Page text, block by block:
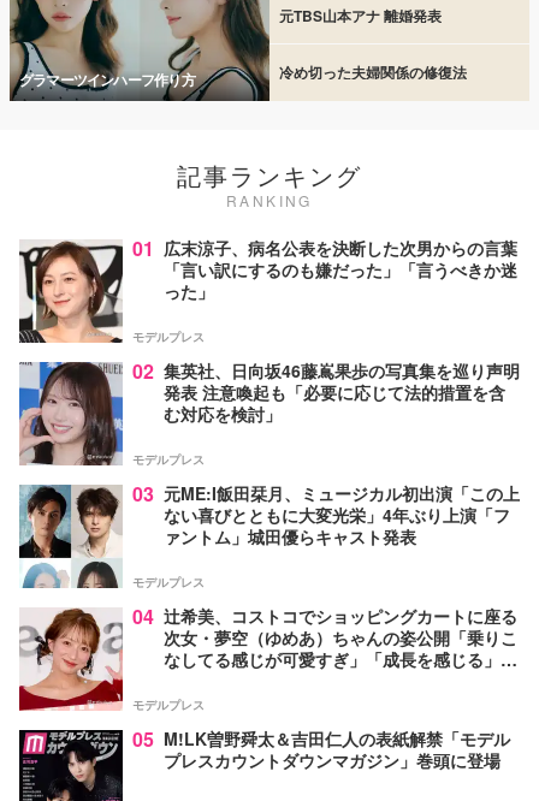
グラマーツインハーフ作り方
元TBS山本アナ 離婚発表
冷め切った夫婦関係の修復法
記事ランキング
RANKING
01 広末涼子、病名公表を決断した次男からの言葉
「言い訳にするのも嫌だった」「言うべきか迷
った」
モデルプレス
02 集英社、日向坂46藤嶌果歩の写真集を巡り声明
発表 注意喚起も「必要に応じて法的措置を含
む対応を検討」
モデルプレス
03 元ME:I飯田栞月、ミュージカル初出演「この上
ない喜びとともに大変光栄」4年ぶり上演「フ
ァントム」城田優らキャスト発表
モデルプレス
04 辻希美、コストコでショッピングカートに座る
次女・夢空（ゆめあ）ちゃんの姿公開「乗りこ
なしてる感じが可愛すぎ」「成長を感じる」の
モデルプレス
05 M!LK曽野舜太＆吉田仁人の表紙解禁「モデル
プレスカウントダウンマガジン」巻頭に登場